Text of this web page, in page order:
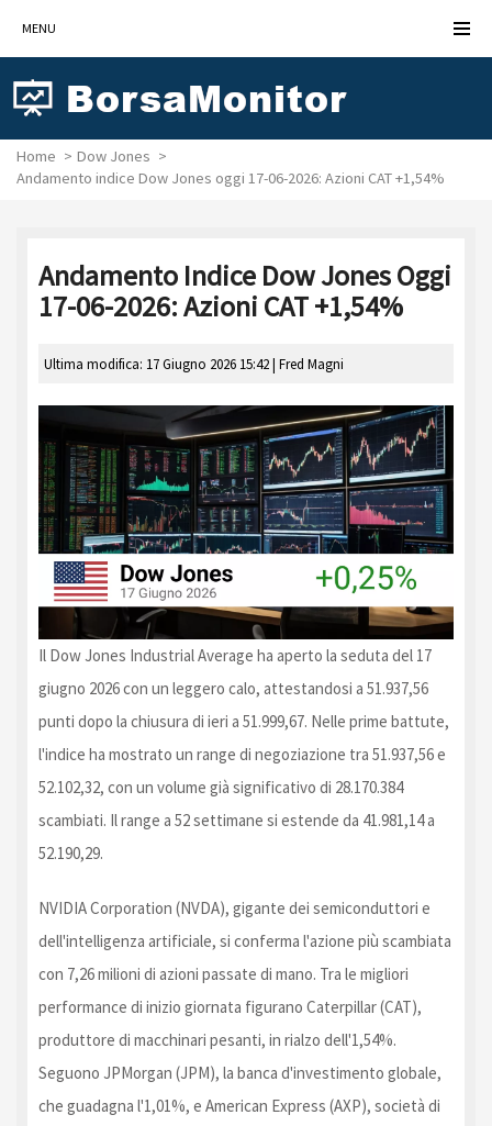
MENU
Home
Dow Jones
Andamento indice Dow Jones oggi 17-06-2026: Azioni CAT +1,54%
Andamento Indice Dow Jones Oggi
17-06-2026: Azioni CAT +1,54%
Ultima modifica: 17 Giugno 2026 15:42 | Fred Magni
Il Dow Jones Industrial Average ha aperto la seduta del 17
giugno 2026 con un leggero calo, attestandosi a 51.937,56
punti dopo la chiusura di ieri a 51.999,67. Nelle prime battute,
l'indice ha mostrato un range di negoziazione tra 51.937,56 e
52.102,32, con un volume già significativo di 28.170.384
scambiati. Il range a 52 settimane si estende da 41.981,14 a
52.190,29.
NVIDIA Corporation (NVDA), gigante dei semiconduttori e
dell'intelligenza artificiale, si conferma l'azione più scambiata
con 7,26 milioni di azioni passate di mano. Tra le migliori
performance di inizio giornata figurano Caterpillar (CAT),
produttore di macchinari pesanti, in rialzo dell'1,54%.
Seguono JPMorgan (JPM), la banca d'investimento globale,
che guadagna l'1,01%, e American Express (AXP), società di